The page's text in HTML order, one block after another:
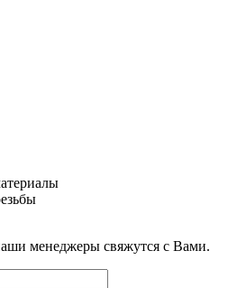
менеджеры свяжутся с Вами.